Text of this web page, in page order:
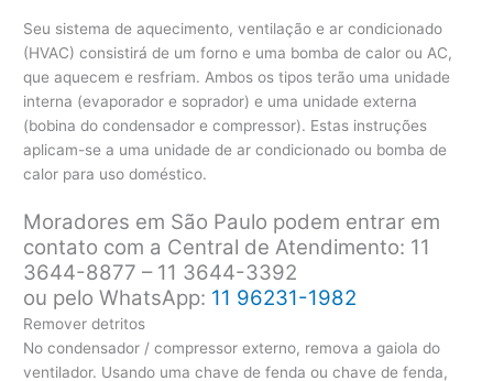
Seu sistema de aquecimento, ventilação e ar condicionado
(HVAC) consistirá de um forno e uma bomba de calor ou AC,
que aquecem e resfriam. Ambos os tipos terão uma unidade
interna (evaporador e soprador) e uma unidade externa
(bobina do condensador e compressor). Estas instruções
aplicam-se a uma unidade de ar condicionado ou bomba de
calor para uso doméstico.
Moradores em São Paulo podem entrar em
contato com a Central de Atendimento: 11
3644-8877 – 11 3644-3392
ou pelo WhatsApp: 11 96231-1982
Remover detritos
No condensador / compressor externo, remova a gaiola do
ventilador. Usando uma chave de fenda ou chave de fenda,